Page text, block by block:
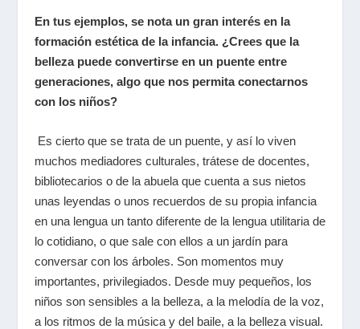
En tus ejemplos, se nota un gran interés en la
formación estética de la infancia. ¿Crees que la
belleza puede convertirse en un puente entre
generaciones, algo que nos permita conectarnos
con los niños?
Es cierto que se trata de un puente, y así lo viven
muchos mediadores culturales, trátese de docentes,
bibliotecarios o de la abuela que cuenta a sus nietos
unas leyendas o unos recuerdos de su propia infancia
en una lengua un tanto diferente de la lengua utilitaria de
lo cotidiano, o que sale con ellos a un jardín para
conversar con los árboles. Son momentos muy
importantes, privilegiados. Desde muy pequeños, los
niños son sensibles a la belleza, a la melodía de la voz,
a los ritmos de la música y del baile, a la belleza visual.